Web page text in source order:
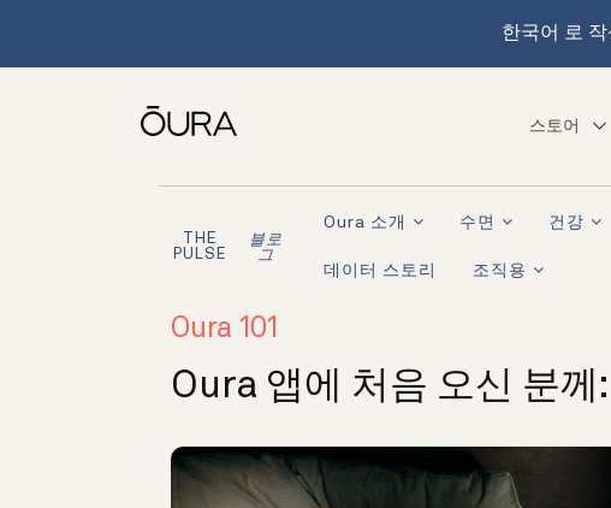
한국어 로
스토어
THE
PULSE
블로
그
Oura 소개 수면 건강
데이터 스토리 조직용
Oura 101
Oura 앱에 처음 오신 분께